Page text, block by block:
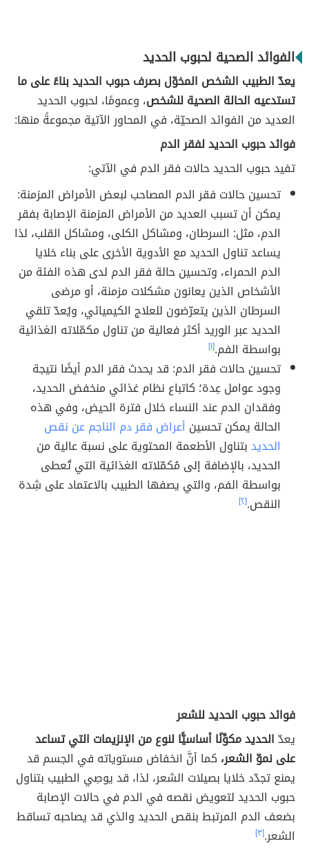
الفوائد الصحية لحبوب الحديد
يعدّ الطبيب الشخص المخوّل بصرف حبوب الحديد بناءً على ما
تستدعيه الحالة الصحية للشخص، وعمومًا، لحبوب الحديد
العديد من الفوائد الصحيّة، في المحاور الآتية مجموعةً منها:
فوائد حبوب الحديد لفقر الدم
تفيد حبوب الحديد حالات فقر الدم في الآتي:
تحسين حالات فقر الدم المصاحب لبعض الأمراض المزمنة:
يمكن أن تسبب العديد من الأمراض المزمنة الإصابة بفقر
الدم، مثل: السرطان، ومشاكل الكلى، ومشاكل القلب، لذا
يساعد تناول الحديد مع الأدوية الأخرى على بناء خلايا
الدم الحمراء، وتحسين حالة فقر الدم لدى هذه الفئة من
الأشخاص الذين يعانون مشكلات مزمنة، أو مرضى
السرطان الذين يتعرّضون للعلاج الكيميائي، ويُعدّ تلقي
الحديد عبر الوريد أكثر فعالية من تناول مكمّلاته الغذائية
بواسطة الفم.[١]
تحسين حالات فقر الدم: قد يحدث فقر الدم أيضًا نتيجة
وجود عوامل عِدة؛ كاتباع نظام غذائي منخفض الحديد،
وفقدان الدم عند النساء خلال فترة الحيض، وفي هذه
الحالة يمكن تحسين أعراض فقر دم الناجم عن نقص
الحديدبتناول الأطعمة المحتوية على نسبة عالية من
الحديد، بالإضافة إلى مُكمّلاته الغذائية التي تُعطى
بواسطة الفم، والتي يصفها الطبيب بالاعتماد على شِدة
النقص.[٢]
فوائد حبوب الحديد للشعر
يعدّالحديد مكوِّنًا أساسيًّا لنوع من الإنزيمات التي تساعد
على نموّ الشعر، كما أنَّ انخفاض مستوياته في الجسم قد
يمنع تجدّد خلايا بصيلات الشعر، لذا، قد يوصِي الطبيب بتناول
حبوب الحديد لتعويض نقصه في الدم في حالات الإصابة
بضعف الدم المرتبط بنقص الحديد والذي قد يصاحبه تساقط
الشعر.[٣]